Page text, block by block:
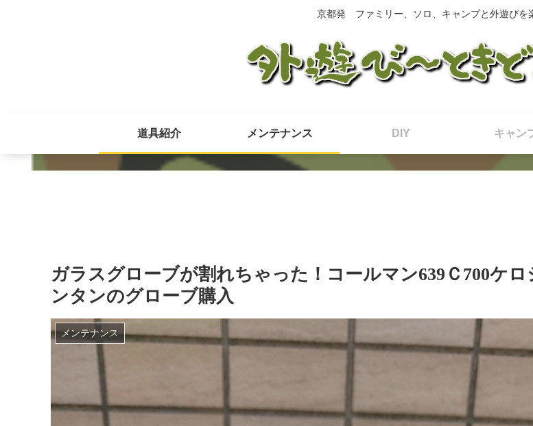
京都発 ファミリー、ソロ、キャンプと外遊びを
道具紹介 メンテナンス DIY キャン
ガラスグローブが割れちゃった！コールマン639Ｃ700ケロ
ンタンのグローブ購入
メンテナンス